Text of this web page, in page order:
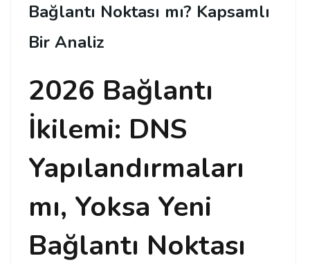
Bağlantı Noktası mı? Kapsamlı
Bir Analiz
2026 Bağlantı
İkilemi: DNS
Yapılandırmaları
mı, Yoksa Yeni
Bağlantı Noktası